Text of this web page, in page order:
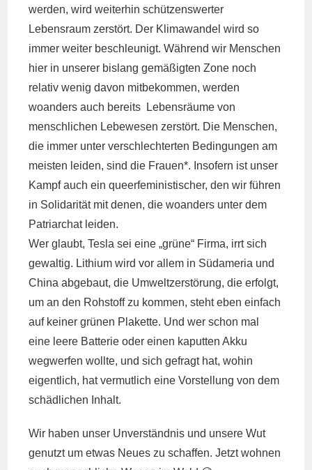
werden, wird weiterhin schützenswerter
Lebensraum zerstört. Der Klimawandel wird so
immer weiter beschleunigt. Während wir Menschen
hier in unserer bislang gemäßigten Zone noch
relativ wenig davon mitbekommen, werden
woanders auch bereits Lebensräume von
menschlichen Lebewesen zerstört. Die Menschen,
die immer unter verschlechterten Bedingungen am
meisten leiden, sind die Frauen*. Insofern ist unser
Kampf auch ein queerfeministischer, den wir führen
in Solidarität mit denen, die woanders unter dem
Patriarchat leiden.
Wer glaubt, Tesla sei eine „grüne“ Firma, irrt sich
gewaltig. Lithium wird vor allem in Südameria und
China abgebaut, die Umweltzerstörung, die erfolgt,
um an den Rohstoff zu kommen, steht eben einfach
auf keiner grünen Plakette. Und wer schon mal
eine leere Batterie oder einen kaputten Akku
wegwerfen wollte, und sich gefragt hat, wohin
eigentlich, hat vermutlich eine Vorstellung von dem
schädlichen Inhalt.
Wir haben unser Unverständnis und unsere Wut
genutzt um etwas Neues zu schaffen. Jetzt wohnen